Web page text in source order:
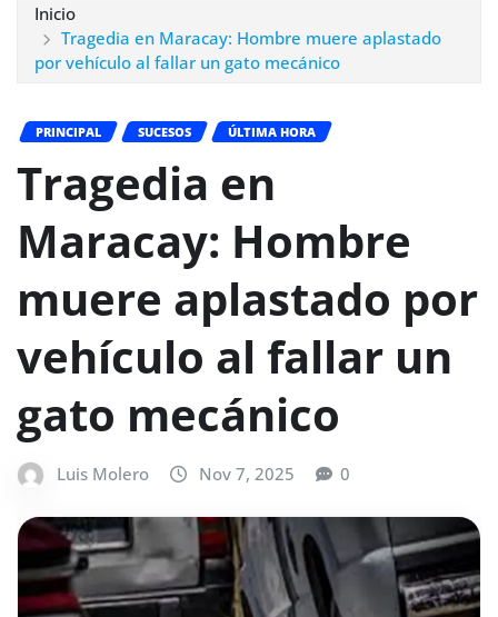
Inicio
Tragedia en Maracay: Hombre muere aplastado
por vehículo al fallar un gato mecánico
PRINCIPAL SUCESOS ÚLTIMA HORA
Tragedia en
Maracay: Hombre
muere aplastado por
vehículo al fallar un
gato mecánico
Luis Molero Nov 7, 2025 0